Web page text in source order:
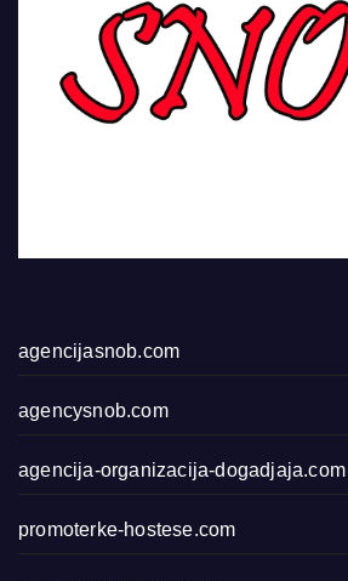
agencijasnob.com
agencysnob.com
agencija-organizacija-dogadjaja.com
promoterke-hostese.com